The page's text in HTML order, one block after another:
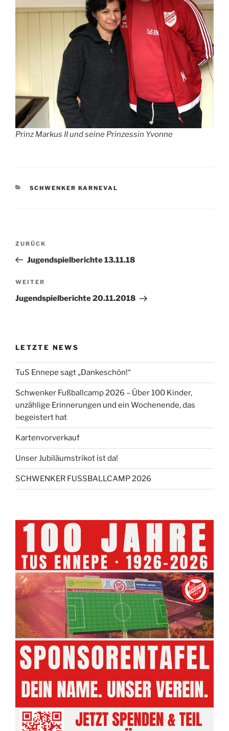
Prinz Markus II und seine Prinzessin Yvonne
KATEGORIEN
SCHWENKER KARNEVAL
Beitragsnavigation
Vorheriger
Beitrag
ZURÜCK
Jugendspielberichte 13.11.18
Nächster
Beitrag
WEITER
Jugendspielberichte 20.11.2018
LETZTE NEWS
TuS Ennepe sagt „Dankeschön!“
Schwenker Fußballcamp 2026 – Über 100 Kinder,
unzählige Erinnerungen und ein Wochenende, das
begeistert hat
Kartenvorverkauf
Unser Jubiläumstrikot ist da!
SCHWENKER FUSSBALLCAMP 2026